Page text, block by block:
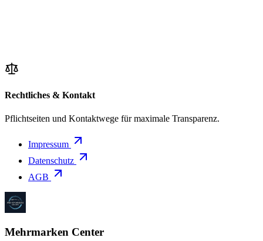
Rechtliches & Kontakt
Pflichtseiten und Kontaktwege für maximale Transparenz.
Impressum
Datenschutz
AGB
Mehrmarken Center